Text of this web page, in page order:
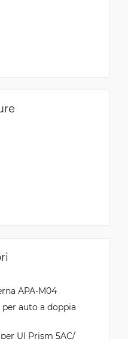
APA-M04
auto a doppia
UI Prism 5AC/